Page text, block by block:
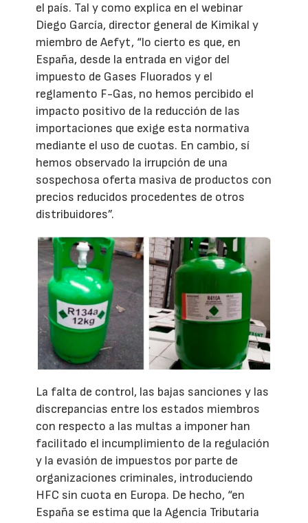
el país. Tal y como explica en el webinar
Diego García, director general de Kimikal y
miembro de Aefyt, “lo cierto es que, en
España, desde la entrada en vigor del
impuesto de Gases Fluorados y el
reglamento F-Gas, no hemos percibido el
impacto positivo de la reducción de las
importaciones que exige esta normativa
mediante el uso de cuotas. En cambio, sí
hemos observado la irrupción de una
sospechosa oferta masiva de productos con
precios reducidos procedentes de otros
distribuidores”.
La falta de control, las bajas sanciones y las
discrepancias entre los estados miembros
con respecto a las multas a imponer han
facilitado el incumplimiento de la regulación
y la evasión de impuestos por parte de
organizaciones criminales, introduciendo
HFC sin cuota en Europa. De hecho, “en
España se estima que la Agencia Tributaria